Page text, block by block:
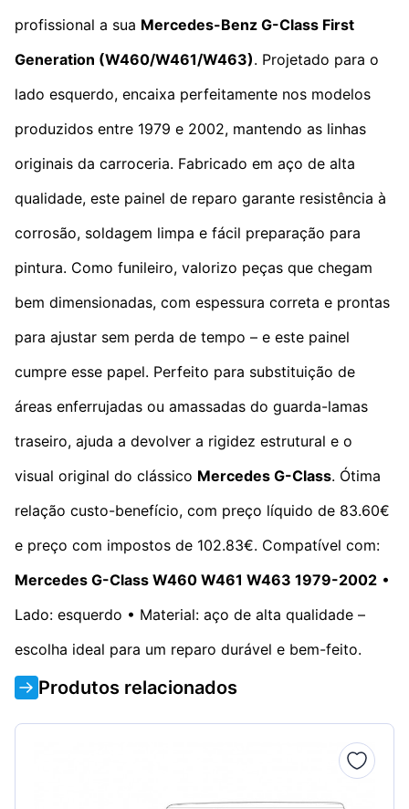
profissional a sua Mercedes-Benz G-Class First
Generation (W460/W461/W463). Projetado para o
lado esquerdo, encaixa perfeitamente nos modelos
produzidos entre 1979 e 2002, mantendo as linhas
originais da carroceria. Fabricado em aço de alta
qualidade, este painel de reparo garante resistência à
corrosão, soldagem limpa e fácil preparação para
pintura. Como funileiro, valorizo peças que chegam
bem dimensionadas, com espessura correta e prontas
para ajustar sem perda de tempo – e este painel
cumpre esse papel. Perfeito para substituição de
áreas enferrujadas ou amassadas do guarda-lamas
traseiro, ajuda a devolver a rigidez estrutural e o
visual original do clássico Mercedes G-Class. Ótima
relação custo-benefício, com preço líquido de 83.60€
e preço com impostos de 102.83€. Compatível com:
Mercedes G-Class W460 W461 W463 1979-2002 •
Lado: esquerdo • Material: aço de alta qualidade –
escolha ideal para um reparo durável e bem-feito.
Produtos relacionados